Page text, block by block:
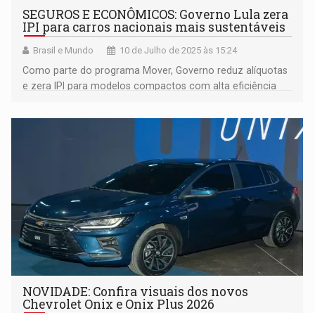
SEGUROS E ECONÔMICOS: Governo Lula zera
IPI para carros nacionais mais sustentáveis
Brasil e Mundo 10 de Julho de 2025 às 15:24
Como parte do programa Mover, Governo reduz alíquotas
e zera IPI para modelos compactos com alta eficiência
NOVIDADE: Confira visuais dos novos
Chevrolet Onix e Onix Plus 2026